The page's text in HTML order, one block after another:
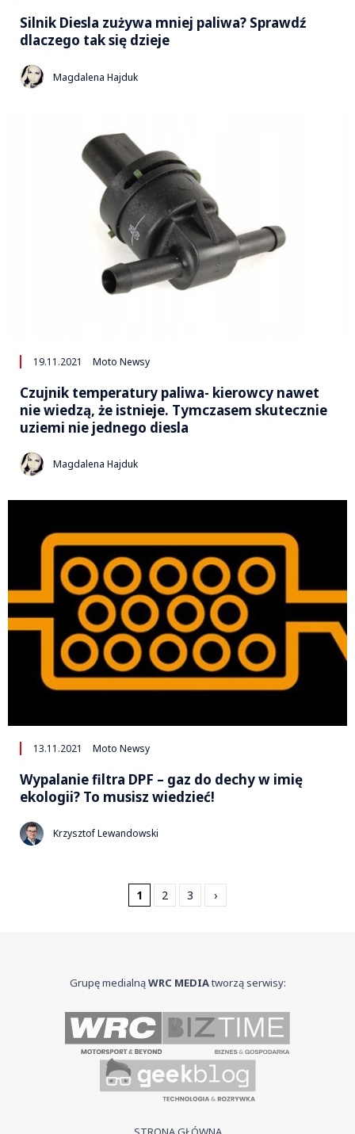
Silnik Diesla zużywa mniej paliwa? Sprawdź
dlaczego tak się dzieje
Magdalena Hajduk
19.11.2021 Moto Newsy
Czujnik temperatury paliwa- kierowcy nawet
nie wiedzą, że istnieje. Tymczasem skutecznie
uziemi nie jednego diesla
Magdalena Hajduk
13.11.2021 Moto Newsy
Wypalanie filtra DPF – gaz do dechy w imię
ekologii? To musisz wiedzieć!
Krzysztof Lewandowski
1 2 3 ›
Grupę medialnąWRC MEDIAtworzą serwisy: